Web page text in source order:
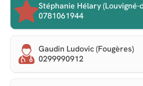
Stéphanie Hélary (Louvigné-
0781061944
Gaudin Ludovic (Fougères)
0299990912